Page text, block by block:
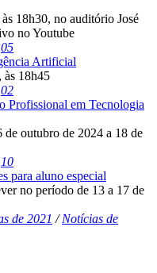
18h30, no auditório José
no Youtube
05
Artificial
às 18h45
02
Profissional em Tecnologia
outubro de 2024 a 18 de
10
para aluno especial
no período de 13 a 17 de
de 2021 /Notícias de